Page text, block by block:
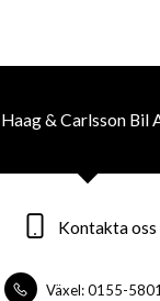
Haag & Carlsson Bil
Kontakta oss
Växel: 0155-